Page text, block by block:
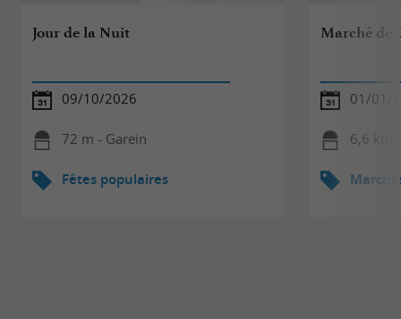
Jour de la Nuit
09/10/2026
72 m - Garein
Fêtes populaires
Marché de
01/01/
6,6 km